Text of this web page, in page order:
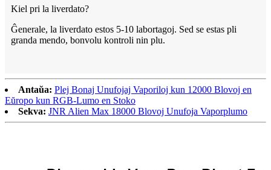
Kiel pri la liverdato?
Ĝenerale, la liverdato estos 5-10 labortagoj. Sed se estas pli
granda mendo, bonvolu kontroli nin plu.
Antaŭa: Plej Bonaj Unufojaj Vaporiloj kun 12000 Blovoj en
Eŭropo kun RGB-Lumo en Stoko
Sekva: JNR Alien Max 18000 Blovoj Unufoja Vaporplumo